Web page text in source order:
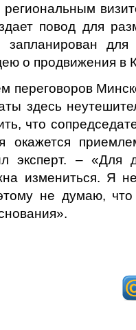
региональным
повод для
запланирован
о продвижения в
переговоров
здесь
что
окажется
эксперт. – «Для
измениться. Я
не думаю,